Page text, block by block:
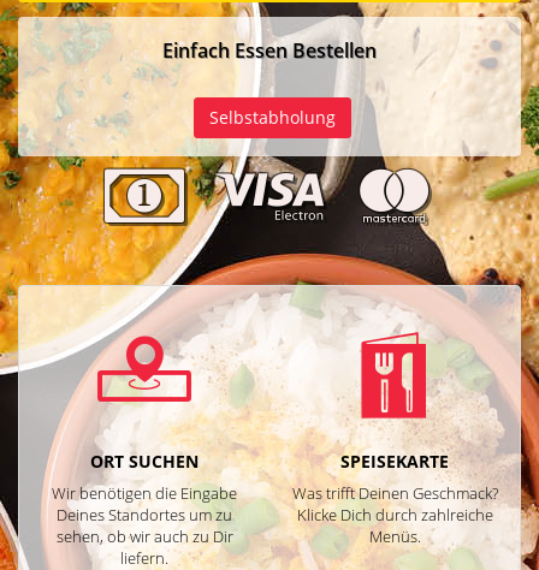
Einfach Essen Bestellen
PLZ
Eingeben
Selbstabholung
ORT SUCHEN
Wir benötigen die Eingabe
Deines Standortes um zu
sehen, ob wir auch zu Dir
liefern.
SPEISEKARTE
Was trifft Deinen Geschmack?
Klicke Dich durch zahlreiche
Menüs.